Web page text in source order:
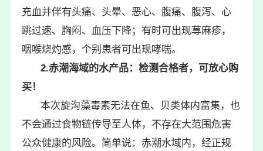
充血并伴有头痛、头晕、恶心、腹痛、腹泻、心
跳过速、胸闷、血压下降；有时可出现荨麻疹，
咽喉烧灼感，个别患者可出现哮喘。
2.赤潮海域的水产品：检测合格者，可放心购
买！
本次旋沟藻毒素无法在鱼、贝类体内富集，也
不会通过食物链传导至人体，不存在大范围危害
公众健康的风险。简单说：赤潮水域内，经正规